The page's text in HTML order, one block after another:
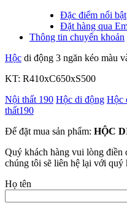
Đặc điểm nổi bật
Đặt hàng qua
Thông tin chuyển khoản
Hộc di động 3 ngăn kéo màu
KT: R410xC650xS500
Nội thất 190 Hộc di động Hộc
thất190
Để đặt mua sản phẩm: HỘC
Quý khách hàng vui lòng điền
chúng tôi sẽ liên hệ lại với quý
Họ tên